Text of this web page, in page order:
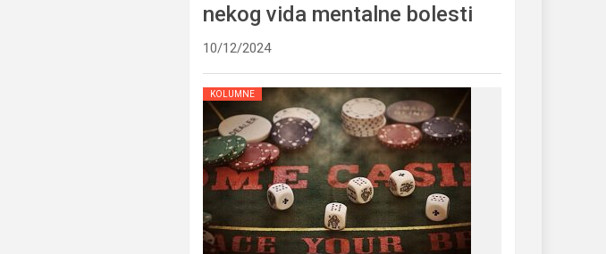
nekog vida mentalne bolesti
10/12/2024
KOLUMNE